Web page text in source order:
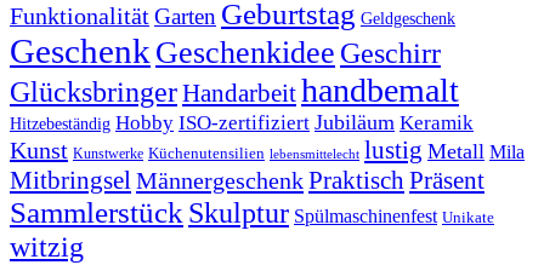
FunktionalitätGarten Geburtstag Geldgeschenk
Geschenk Geschenkidee Geschirr
GlücksbringerHandarbeithandbemalt
Hitzebeständig Hobby ISO-zertifiziert Jubiläum Keramik
Kunst Kunstwerke Küchenutensilien lebensmittelecht lustig Metall Mila
MitbringselMännergeschenkPraktischPräsent
Sammlerstück Skulptur Spülmaschinenfest Unikate
witzig